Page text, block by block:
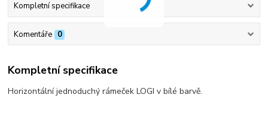
Kompletní specifikace
Komentáře 0
Kompletní specifikace
Horizontální jednoduchý rámeček LOGI v bílé barvě.